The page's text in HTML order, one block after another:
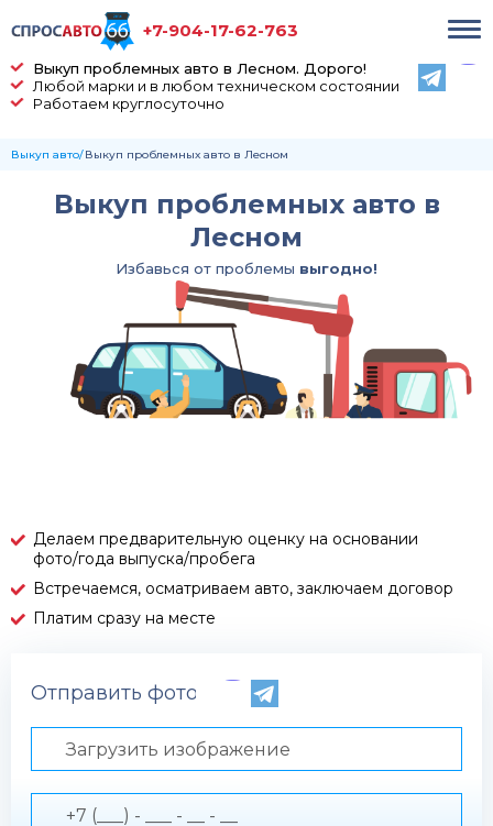
Выкуп проблемных авто в Лесном. Дорого!
Любой марки и в любом техническом состоянии
Работаем круглосуточно
+7-904-17-62-763
Выкуп авто Выкуп проблемных авто в Лесном
Выкуп проблемных авто в
Лесном
Избавься от проблемы выгодно!
Делаем предварительную оценку на основании
фото/года выпуска/пробега
Встречаемся, осматриваем авто, заключаем договор
Платим сразу на месте
Отправить фото по телефону
Загрузить изображение